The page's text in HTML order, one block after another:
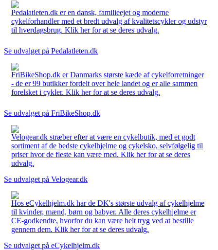
Pedalatleten.dk er en dansk, familieejet og moderne
cykelforhandler med et bredt udvalg af kvalitetscykler og udstyr
til hverdagsbrug. Klik her for at se deres udvalg.
Se udvalget på Pedalatleten.dk
FriBikeShop.dk er Danmarks største kæde af cykelforretninger
- de er 99 butikker fordelt over hele landet og er alle sammen
forelsket i cykler. Klik her for at se deres udvalg.
Se udvalget på FriBikeShop.dk
Velogear.dk stræber efter at være en cykelbutik, med et godt
sortiment af de bedste cykelhjelme og cykelsko, selvfølgelig til
priser hvor de fleste kan være med. Klik her for at se deres
udvalg.
Se udvalget på Velogear.dk
Hos eCykelhjelm.dk har de DK's største udvalg af cykelhjelme
til kvinder, mænd, børn og babyer. Alle deres cykelhjelme er
CE-godkendte, hvorfor du kan være helt tryg ved at bestille
gennem dem. Klik her for at se deres udvalg.
Se udvalget på eCykelhjelm.dk